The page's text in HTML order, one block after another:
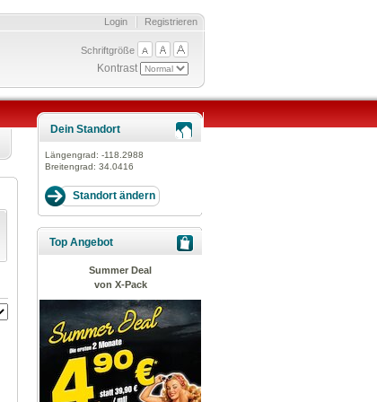
Registrieren
Login
Schriftgröße
Kontrast
Dein Standort
Längengrad: -118.2988
Breitengrad: 34.0416
Top Angebot
Summer Deal
von X-Pack